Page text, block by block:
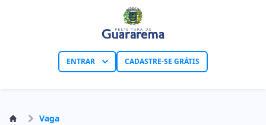
ENTRAR CADASTRE-SE GRÁTIS
Vaga